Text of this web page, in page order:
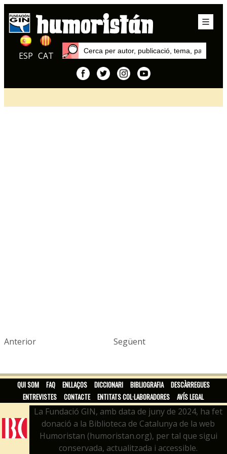
ESP CAT
Anterior Següent
QUI SOM FAQ ENLLAÇOS DICCIONARI BIBLIOGRAFIA
DESCÀRREGUES
ENTREVISTES
CONTACTE ENTITATS COL·LABORADORES AVÍS LEGAL
La Fundació GIN, amb data de juny de 2024, ha fet
donació a la Biblioteca de Catalunya de la web
Humoristan (humoristan.org), per tal que sigui
conservada, actualitzada i accessible.